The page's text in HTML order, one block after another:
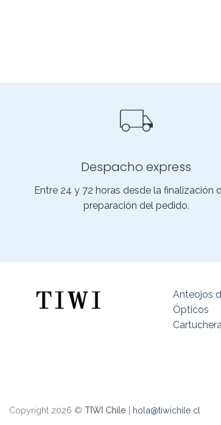
Despacho express
Entre 24 y 72 horas desde la finalización
preparación del pedido.
Anteojos
Ópticos
Copyright 2026 © TIWI Chile | hola@tiwichile.cl